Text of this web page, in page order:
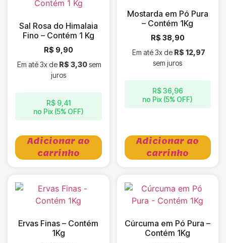
Sal Rosa do Himalaia
Fino – Contém 1 Kg
R$ 9,90
R$9,41
no Pix (5% OFF)
Em até 3x de R$ 3,30sem
juros
Adicionar ao
carrinho
Mostarda em Pó Pura
– Contém 1Kg
R$ 38,90
R$36,96
no Pix (5% OFF)
Em até 3x de R$ 12,97
sem juros
Adicionar ao
carrinho
Ervas Finas – Contém
1Kg
Cúrcuma em Pó Pura –
Contém 1Kg